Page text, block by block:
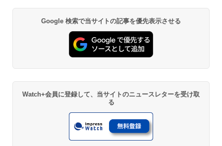
Google 検索で当サイトの記事を優先表示させる
Watch+会員に登録して、当サイトのニュースレターを受け取
る